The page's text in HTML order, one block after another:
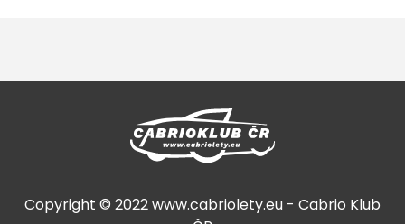
Copyright © 2022 www.cabriolety.eu - Cabrio Klub